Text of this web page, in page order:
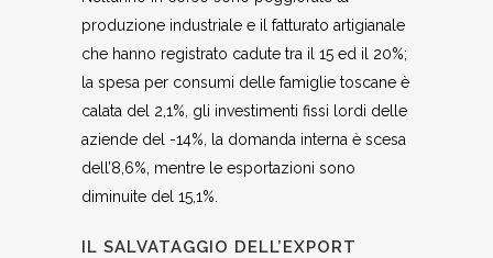
produzione industriale e il fatturato artigianale
che hanno registrato cadute tra il 15 ed il 20%;
la spesa per consumi delle famiglie toscane è
calata del 2,1%, gli investimenti fissi lordi delle
aziende del -14%, la domanda interna è scesa
dell’8,6%, mentre le esportazioni sono
diminuite del 15,1%.
IL SALVATAGGIO DELL’EXPORT